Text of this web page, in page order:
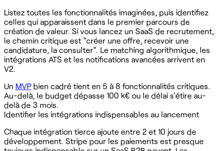
Listez toutes les fonctionnalités imaginées, puis identifiez
celles qui apparaissent dans le premier parcours de
création de valeur. Si vous lancez un SaaS de recrutement,
le chemin critique est "créer une offre, recevoir une
candidature, la consulter". Le matching algorithmique, les
intégrations ATS et les notifications avancées arrivent en
V2.
Un MVP bien cadré tient en 5 à 8 fonctionnalités critiques.
Au-delà, le budget dépasse 100 k€ ou le délai s'étire au-
delà de 3 mois.
Identifier les intégrations indispensables au lancement
Chaque intégration tierce ajoute entre 2 et 10 jours de
développement. Stripe pour les paiements est presque